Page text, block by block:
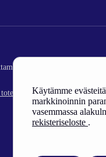
Käytämme
markkinoinnin
vasemmassa
rekisteriseloste .
(kalatalouden